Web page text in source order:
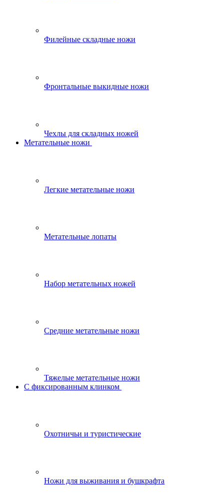
Филейные складные ножи
Фронтальные выкидные ножи
Чехлы для складных ножей
Метательные ножи
Легкие метательные ножи
Метательные лопаты
Набор метательных ножей
Средние метательные ножи
Тяжелые метательные ножи
С фиксированным клинком
Охотничьи и туристические
Ножи для выживания и бушкрафта